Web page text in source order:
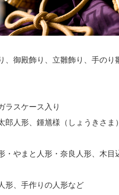
御殿飾り、立雛飾り、手のり
ラスケース入り
郎人形、鍾馗様（しょうきさ
やまと人形・奈良人形、木
形、手作りの人形など